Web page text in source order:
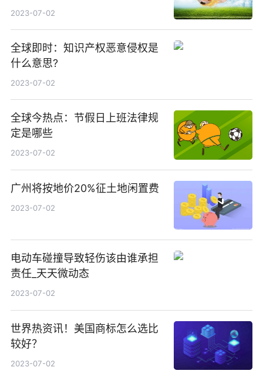
2023-07-02
全球即时：知识产权恶意侵权是
什么意思?
2023-07-02
全球今热点：节假日上班法律规
定是哪些
2023-07-02
广州将按地价20%征土地闲置费
2023-07-02
电动车碰撞导致轻伤该由谁承担
责任_天天微动态
2023-07-02
世界热资讯！美国商标怎么选比
较好？
2023-07-02